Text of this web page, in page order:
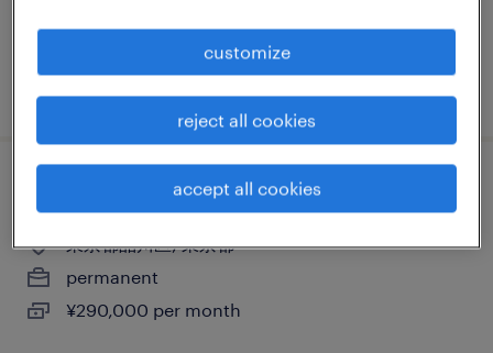
メーカー系の営業事務
東京都品川区, 東京都
permanent
¥290,000 per month
customize
reject all cookies
accept all cookies